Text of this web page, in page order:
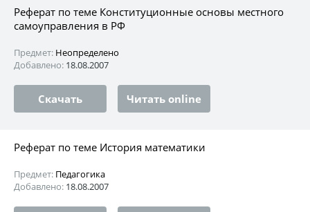
Реферат по теме Конституционные основы местного
самоуправления в РФ
Предмет: Неопределено
Добавлено: 18.08.2007
Скачать Читать online
Реферат по теме История математики
Предмет: Педагогика
Добавлено: 18.08.2007